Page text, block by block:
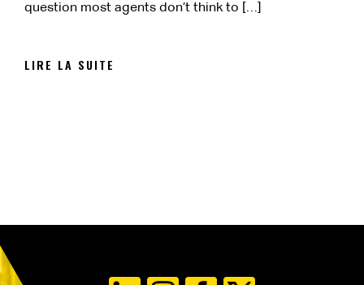
question most agents don’t think to […]
LIRE LA SUITE